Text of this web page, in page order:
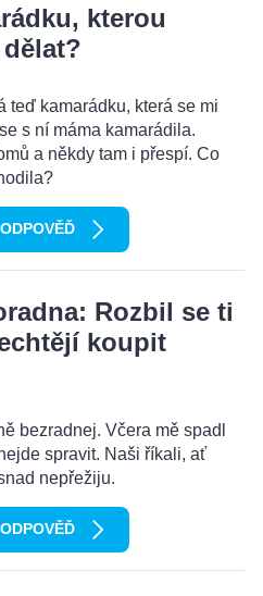
kterou
teď kamarádku, která se mi
s ní máma kamarádila.
a někdy tam i přespí. Co
Rozbil se ti
koupit
bezradnej. Včera mě spadl
spravit. Naši říkali, ať
nepřežiju.